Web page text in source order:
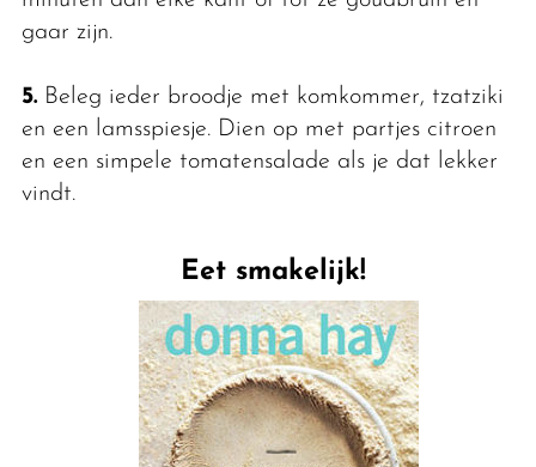
gaar zijn.
5.Beleg ieder broodje met komkommer, tzatziki
en een lamsspiesje. Dien op met partjes citroen
en een simpele tomatensalade als je dat lekker
vindt.
Eet smakelijk!